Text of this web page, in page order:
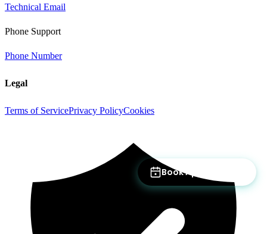
Technical Email
Phone Support
Phone Number
Legal
Terms of ServicePrivacy PolicyCookies
Book Appointment